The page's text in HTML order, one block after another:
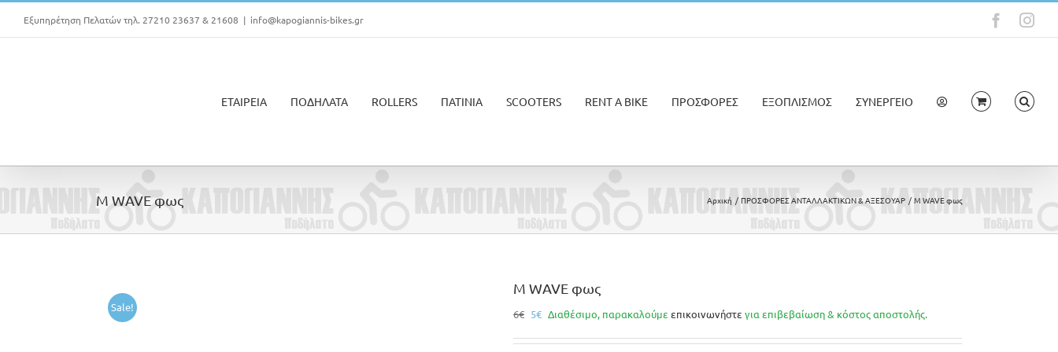
Μετάβαση
περιεχόμενο
Εξυπηρέτηση Πελατών τηλ. 27210 23637 & 21608 | info@kapogiannis-bikes.gr
ΕΤΑΙΡΕΙΑ ΠΟΔΗΛΑΤΑ ROLLERS ΠΑΤΙΝΙΑ SCOOTERS RENT A BIKE ΠΡΟΣΦΟΡΕΣ ΕΞΟΠΛΙΣΜΟΣ ΣΥΝΕΡΓΕΙΟ
M WAVE φως Αρχική ΠΡΟΣΦΟΡΕΣ ΑΝΤΑΛΛΑΚΤΙΚΩΝ & ΑΞΕΣΟΥΑΡ M WAVE φως
Sale!
M WAVE φως
6€ Original
was:
5€Η
τιμή
Διαθέσιμο, παρακαλούμε επικοινωνήστε για επιβεβαίωση & κόστος αποστολής.